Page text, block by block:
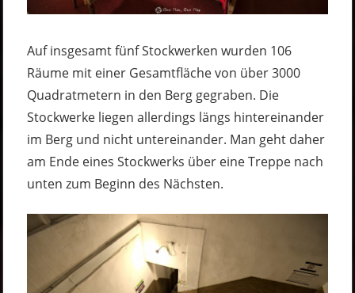
Auf insgesamt fünf Stockwerken wurden 106
Räume mit einer Gesamtfläche von über 3000
Quadratmetern in den Berg gegraben. Die
Stockwerke liegen allerdings längs hintereinander
im Berg und nicht untereinander. Man geht daher
am Ende eines Stockwerks über eine Treppe nach
unten zum Beginn des Nächsten.